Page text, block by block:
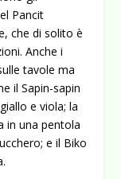
Pancit
che di solito è
Anche i
tavole ma
il Sapin-sapin
e viola; la
in una pentola
e il Biko